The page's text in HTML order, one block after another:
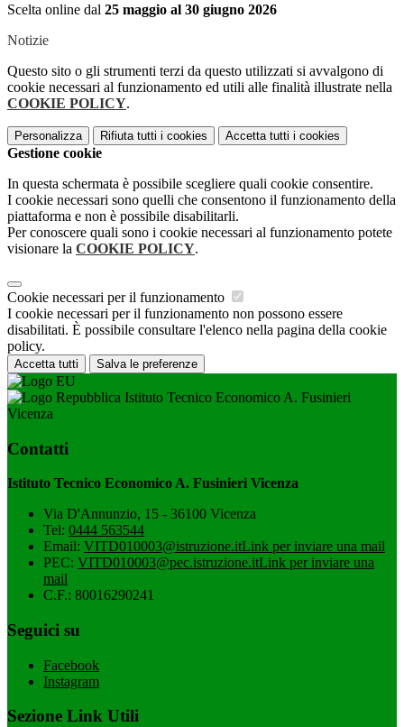
Scelta online dal 25 maggio al 30 giugno 2026
Notizie
Questo sito o gli strumenti terzi da questo utilizzati si avvalgono di
cookie necessari al funzionamento ed utili alle finalità illustrate nella
COOKIE POLICY.
Personalizza Rifiuta tutti i cookies Accetta tutti i cookies
Gestione cookie
In questa schermata è possibile scegliere quali cookie consentire.
I cookie necessari sono quelli che consentono il funzionamento della
piattaforma e non è possibile disabilitarli.
Per conoscere quali sono i cookie necessari al funzionamento potete
visionare la COOKIE POLICY.
Cookie necessari per il funzionamento
I cookie necessari per il funzionamento non possono essere
disabilitati. È possibile consultare l'elenco nella pagina della cookie
policy.
Accetta tutti Salva le preferenze
Istituto Tecnico Economico A. Fusinieri
Vicenza
Contatti
Istituto Tecnico Economico A. Fusinieri Vicenza
Via D'Annunzio, 15 - 36100 Vicenza
Tel: 0444 563544
Email: VITD010003@istruzione.itLink per inviare una mail
PEC: VITD010003@pec.istruzione.itLink per inviare una
mail
C.F.: 80016290241
Seguici su
Facebook
Instagram
Sezione Link Utili